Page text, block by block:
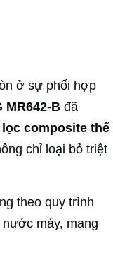
ở sự phối hợp
MR642-Bđã
lọc composite thế
chỉ loại bỏ triệt
theo quy trình
máy, mang